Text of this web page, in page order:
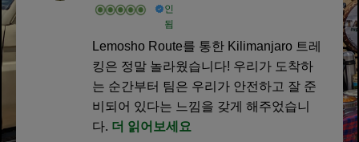
인
됨
Lemosho Route를 통한 Kilimanjaro 트레
킹은 정말 놀라웠습니다! 우리가 도착하
는 순간부터 팀은 우리가 안전하고 잘 준
비되어 있다는 느낌을 갖게 해주었습니
다. 더 읽어보세요